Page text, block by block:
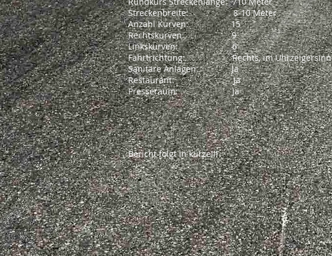
Streckenbreite: 8-10 Meter
Anzahl Kurven: 15
Rechtskurven: 9
Linkskurven: 6
Fahrtrichtung: Rechts, im Uhrzeigersinn
Sanitäre Anlagen: Ja
Restaurant: Ja
Presseraum: Ja
Bericht folgt in kürze!!!